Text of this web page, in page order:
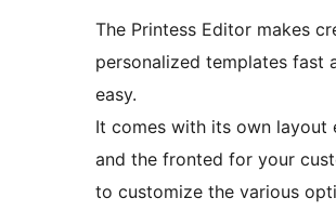
The Printess Editor makes
personalized templates fast
easy.
It comes with its own layout
and the fronted for your
to customize the various